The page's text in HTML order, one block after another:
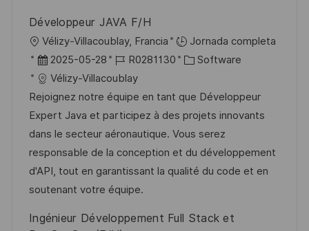
l
i
c
a
c
i
ó
n
Développeur JAVA F/H
U
b
c
a
c
i
ó
n
Vélizy-Villacoublay, Francia
Jornada completa
F
e
c
h
a
d
e
p
b
2025-05-28
I
D
d
e
e
m
p
l
o
R0281130
C
t
e
g
o
r
Software
Vélizy-Villacoublay
Rejoignez notre équipe en tant que Développeur
Expert Java et participez à des projets innovants
dans le secteur aéronautique. Vous serez
responsable de la conception et du développement
d'API, tout en garantissant la qualité du code et en
soutenant votre équipe.
Ingénieur Développement Full Stack et